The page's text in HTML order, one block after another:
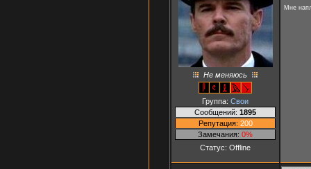
Не меняюсь
Группа: Свои
Сообщений: 1895
Репутация: 200
Замечания: 0%
Статус: Offline
Мне